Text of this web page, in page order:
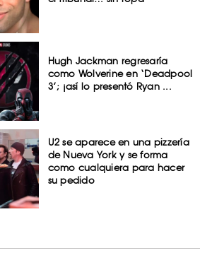
Hugh Jackman regresaría
como Wolverine en ‘Deadpool
3’; ¡así lo presentó Ryan ...
U2 se aparece en una pizzería
de Nueva York y se forma
como cualquiera para hacer
su pedido